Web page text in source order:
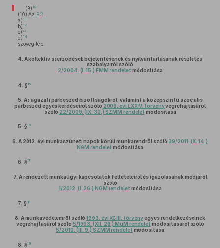
(9) 10
(10) Az R2.
a) 11
b) 12
c) 13
d) 14
szöveg lép.
4. A kollektív szerződések bejelentésének és nyilvántartásának részletes
szabályairól szóló
2/2004. (I. 15.) FMM rendelet módosítása
4. § 15
5. Az ágazati párbeszéd bizottságokról, valamint a középszintű szociális
párbeszéd egyes kérdéseiről szóló 2009. évi LXXIV. törvényvégrehajtásáról
szóló 22/2009. (IX. 30.) SZMM rendelet módosítása
5. § 16
6. A 2012. évi munkaszüneti napok körüli munkarendről szóló 39/2011. (X. 14.)
NGM rendelet módosítása
6. § 17
7. A rendezett munkaügyi kapcsolatok feltételeiről és igazolásának módjáról
szóló
1/2012. (I. 26.) NGM rendelet módosítása
7. § 18
8. A munkavédelemről szóló 1993. évi XCIII. törvényegyes rendelkezéseinek
végrehajtásáról szóló 5/1993. (XII. 26.) MüM rendelet módosításáról szóló
5/2010. (III. 9.) SZMM rendelet módosítása
8. § 19